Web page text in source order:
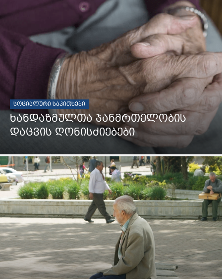
ᲡᲝᲪᲘᲐᲚᲣᲠᲘ ᲡᲐᲙᲘᲗᲮᲔᲑᲘ
ხანდაზმულთა ჯანმრთელობის
დაცვის ღონისძიებები